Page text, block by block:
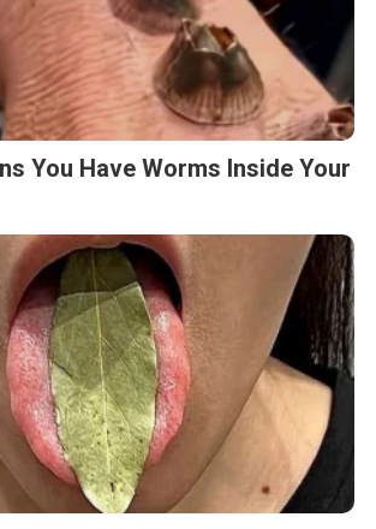
You Have Worms Inside Your